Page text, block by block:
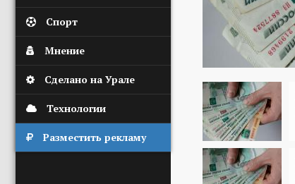
Спорт
Мнение
Сделано на Урале
Технологии
Разместить рекламу